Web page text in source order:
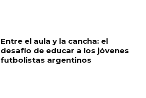
Entre el aula y la cancha: el
desafío de educar a los jóvenes
futbolistas argentinos